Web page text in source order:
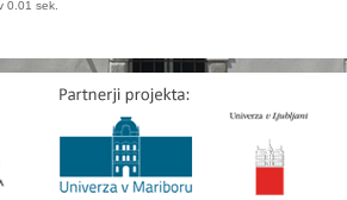
0.01 sek.